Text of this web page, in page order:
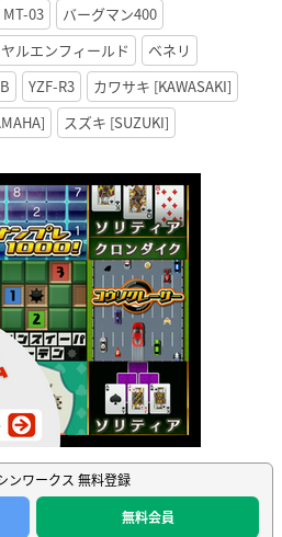
MT-03
バーグマン400
ルエンフィールド
ベネリ
YZF-R3
カワサキ [KAWASAKI]
スズキ [SUZUKI]
ンワークス 無料登録
無料会員